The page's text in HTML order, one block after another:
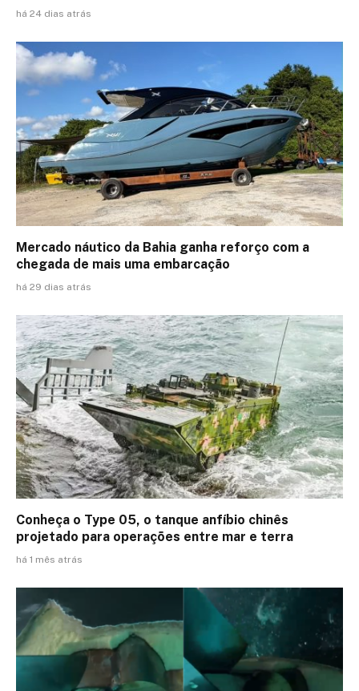
há 24 dias atrás
Mercado náutico da Bahia ganha reforço com a
chegada de mais uma embarcação
há 29 dias atrás
Conheça o Type 05, o tanque anfíbio chinês
projetado para operações entre mar e terra
há 1 mês atrás